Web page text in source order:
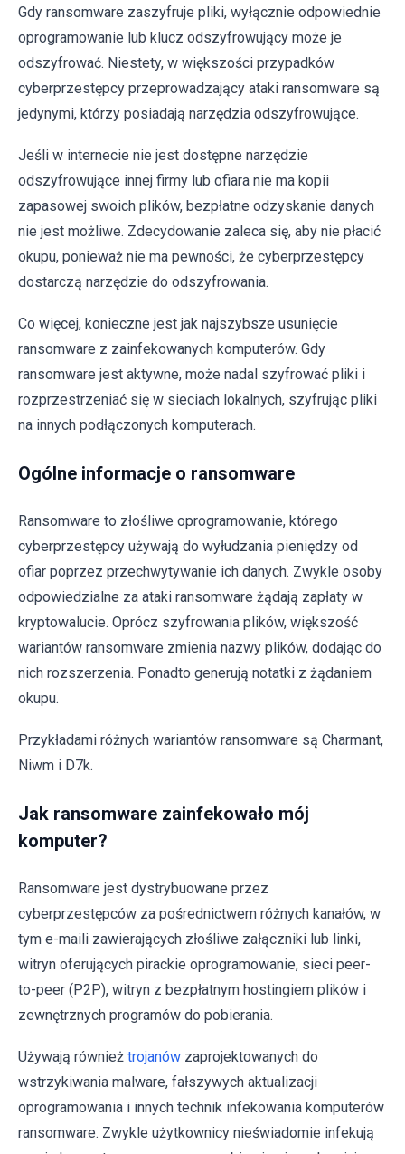
Gdy ransomware zaszyfruje pliki, wyłącznie odpowiednie
oprogramowanie lub klucz odszyfrowujący może je
odszyfrować. Niestety, w większości przypadków
cyberprzestępcy przeprowadzający ataki ransomware są
jedynymi, którzy posiadają narzędzia odszyfrowujące.
Jeśli w internecie nie jest dostępne narzędzie
odszyfrowujące innej firmy lub ofiara nie ma kopii
zapasowej swoich plików, bezpłatne odzyskanie danych
nie jest możliwe. Zdecydowanie zaleca się, aby nie płacić
okupu, ponieważ nie ma pewności, że cyberprzestępcy
dostarczą narzędzie do odszyfrowania.
Co więcej, konieczne jest jak najszybsze usunięcie
ransomware z zainfekowanych komputerów. Gdy
ransomware jest aktywne, może nadal szyfrować pliki i
rozprzestrzeniać się w sieciach lokalnych, szyfrując pliki
na innych podłączonych komputerach.
Ogólne informacje o ransomware
Ransomware to złośliwe oprogramowanie, którego
cyberprzestępcy używają do wyłudzania pieniędzy od
ofiar poprzez przechwytywanie ich danych. Zwykle osoby
odpowiedzialne za ataki ransomware żądają zapłaty w
kryptowalucie. Oprócz szyfrowania plików, większość
wariantów ransomware zmienia nazwy plików, dodając do
nich rozszerzenia. Ponadto generują notatki z żądaniem
okupu.
Przykładami różnych wariantów ransomware są Charmant,
Niwm i D7k.
Jak ransomware zainfekowało mój
komputer?
Ransomware jest dystrybuowane przez
cyberprzestępców za pośrednictwem różnych kanałów, w
tym e-maili zawierających złośliwe załączniki lub linki,
witryn oferujących pirackie oprogramowanie, sieci peer-
to-peer (P2P), witryn z bezpłatnym hostingiem plików i
zewnętrznych programów do pobierania.
Używają również trojanów zaprojektowanych do
wstrzykiwania malware, fałszywych aktualizacji
oprogramowania i innych technik infekowania komputerów
ransomware. Zwykle użytkownicy nieświadomie infekują